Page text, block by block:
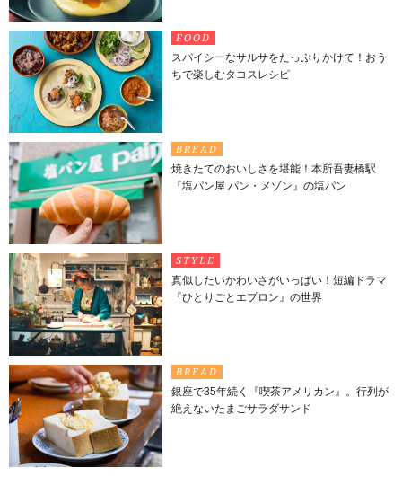
FOOD
スパイシーなサルサをたっぷりかけて！おう
ちで楽しむタコスレシピ
BREAD
焼きたてのおいしさを堪能！本所吾妻橋駅
『塩パン屋 パン・メゾン』の塩パン
STYLE
真似したいかわいさがいっぱい！短編ドラマ
『ひとりごとエプロン』の世界
BREAD
銀座で35年続く『喫茶アメリカン』。行列が
絶えないたまごサラダサンド